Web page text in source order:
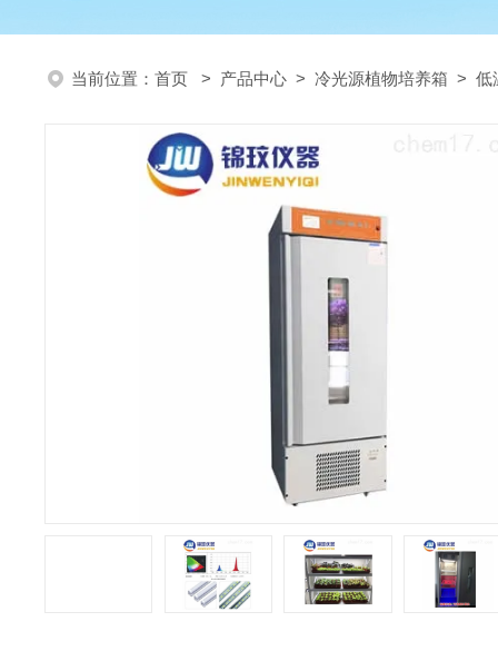
当前位置： 首页 > 产品中心 > 冷光源植物培养箱 > 低